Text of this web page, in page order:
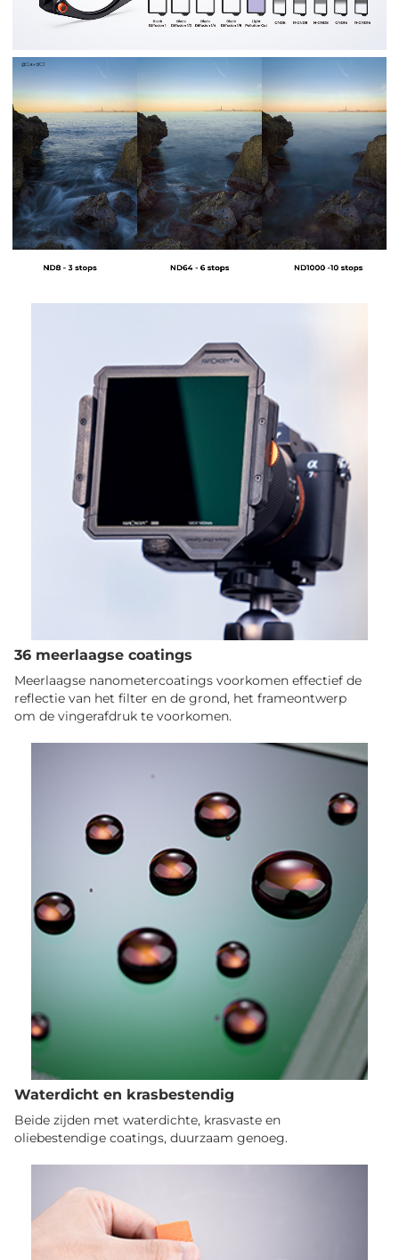
36 meerlaagse coatings
Meerlaagse nanometercoatings voorkomen effectief de
reflectie van het filter en de grond, het frameontwerp
om de vingerafdruk te voorkomen.
Waterdicht en krasbestendig
Beide zijden met waterdichte, krasvaste en
oliebestendige coatings, duurzaam genoeg.